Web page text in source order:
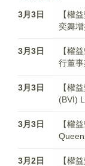
3月3日
【權
奕舞
3月3日
【權
行董
3月3日
【權
(BVI)
3月3日
【權
3月2日
【權